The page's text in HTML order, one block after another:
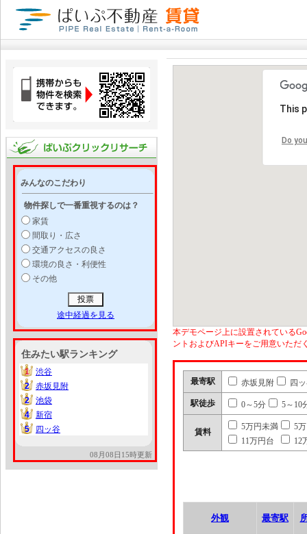
みんなのこだわり
物件探しで一番重視するのは？
家賃
間取り・広さ
交通アクセスの良さ
環境の良さ・利便性
その他
途中経過を見る
住みたい駅ランキング
1
1
渋谷
2
2
赤坂見附
2
2
池袋
4
4
新宿
5
5 四ッ谷
08月08日15時更新
This
Do
本デモページ上に設置されている
ントおよびAPIキーをご用意いただ
最寄駅 赤坂見附 四
駅徒歩 0～5分 5～10
賃料
5万円未満
5
11万円台
12
外観 最寄駅